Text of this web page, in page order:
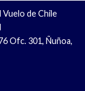
de Chile
Ofc. 301, Ñuñoa,